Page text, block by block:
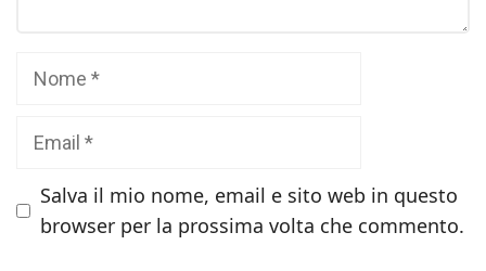
Salva il mio nome, email e sito web in questo
browser per la prossima volta che commento.